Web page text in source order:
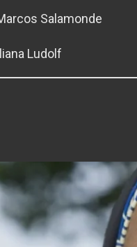
Salamonde
Ludolf